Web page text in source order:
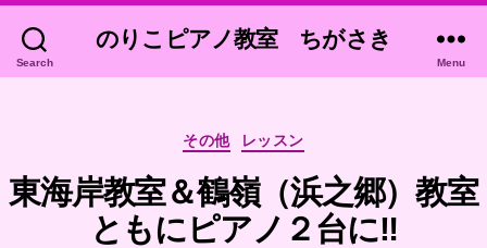
Search
のりこピアノ教室 ちがさき
Menu
Categories
その他 レッスン
東海岸教室＆鶴嶺（浜之郷）教室
ともにピアノ２台に‼